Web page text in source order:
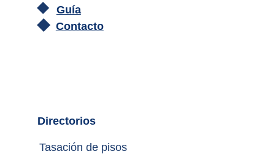
Guía
Contacto
Directorios
Tasación de pisos